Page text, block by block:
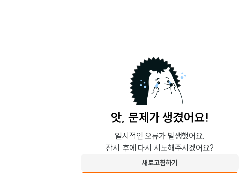
앗, 문제가 생겼어요!
일시적인 오류가 발생했어요.
잠시 후에 다시 시도해주시겠어요?
새로고침하기